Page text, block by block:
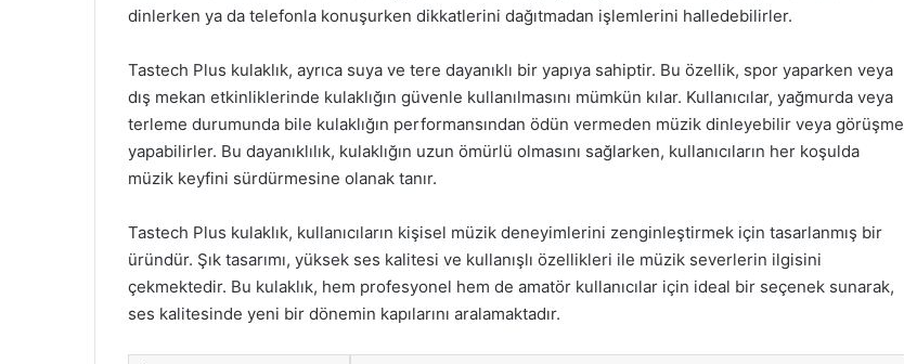
dinlerken ya da telefonla konuşurken dikkatlerini dağıtmadan işlemlerini halledebilirler.
Tastech Plus kulaklık, ayrıca suya ve tere dayanıklı bir yapıya sahiptir. Bu özellik, spor yaparken veya
dış mekan etkinliklerinde kulaklığın güvenle kullanılmasını mümkün kılar. Kullanıcılar, yağmurda veya
terleme durumunda bile kulaklığın performansından ödün vermeden müzik dinleyebilir veya görüşme
yapabilirler. Bu dayanıklılık, kulaklığın uzun ömürlü olmasını sağlarken, kullanıcıların her koşulda
müzik keyfini sürdürmesine olanak tanır.
Tastech Plus kulaklık, kullanıcıların kişisel müzik deneyimlerini zenginleştirmek için tasarlanmış bir
üründür. Şık tasarımı, yüksek ses kalitesi ve kullanışlı özellikleri ile müzik severlerin ilgisini
çekmektedir. Bu kulaklık, hem profesyonel hem de amatör kullanıcılar için ideal bir seçenek sunarak,
ses kalitesinde yeni bir dönemin kapılarını aralamaktadır.